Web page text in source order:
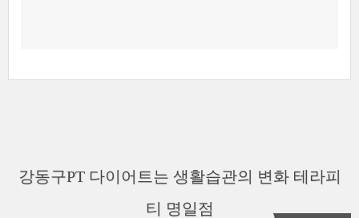
강동구PT 다이어트는 생활습관의 변화 테라피
티 명일점